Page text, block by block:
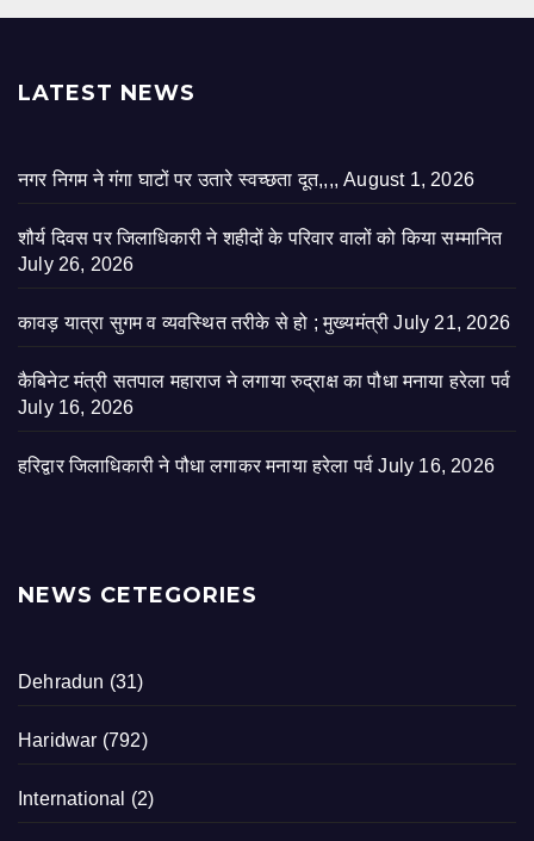
LATEST NEWS
नगर निगम ने गंगा घाटों पर उतारे स्वच्छता दूत,,,, August 1, 2026
शौर्य दिवस पर जिलाधिकारी ने शहीदों के परिवार वालों को किया सम्मानित
July 26, 2026
कावड़ यात्रा सुगम व व्यवस्थित तरीके से हो ; मुख्यमंत्री July 21, 2026
कैबिनेट मंत्री सतपाल महाराज ने लगाया रुद्राक्ष का पौधा मनाया हरेला पर्व
July 16, 2026
हरिद्वार जिलाधिकारी ने पौधा लगाकर मनाया हरेला पर्व July 16, 2026
NEWS CETEGORIES
Dehradun (31)
Haridwar (792)
International (2)